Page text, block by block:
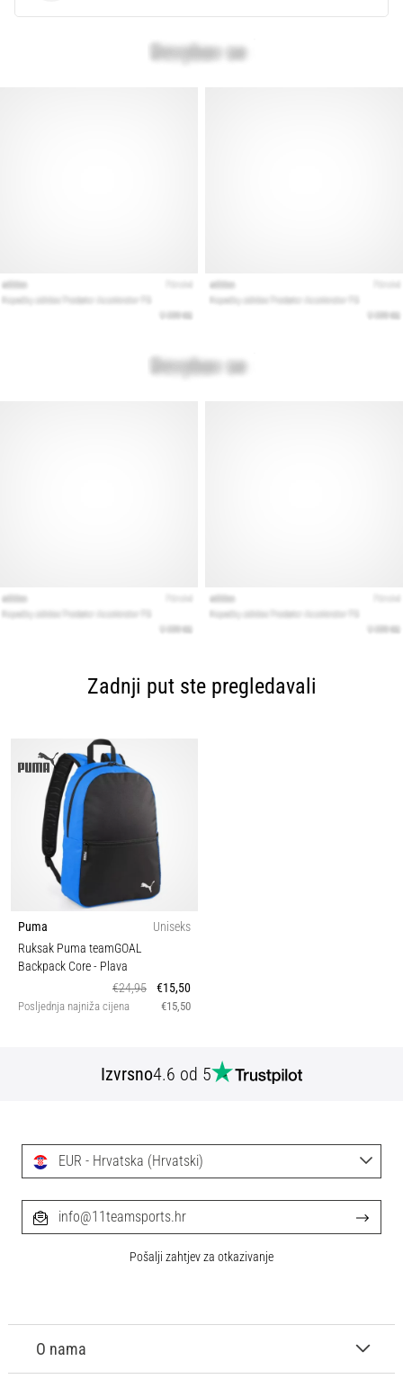
Zadnji put ste pregledavali
Puma
Uniseks
Ruksak Puma teamGOAL
Backpack Core- Plava
€24,95
€15,50
Posljednja najniža cijena €15,50
Izvrsno4.6 od 5
O nama
EUR - Hrvatska (Hrvatski)
info@11teamsports.hr
Pošalji zahtjev za otkazivanje